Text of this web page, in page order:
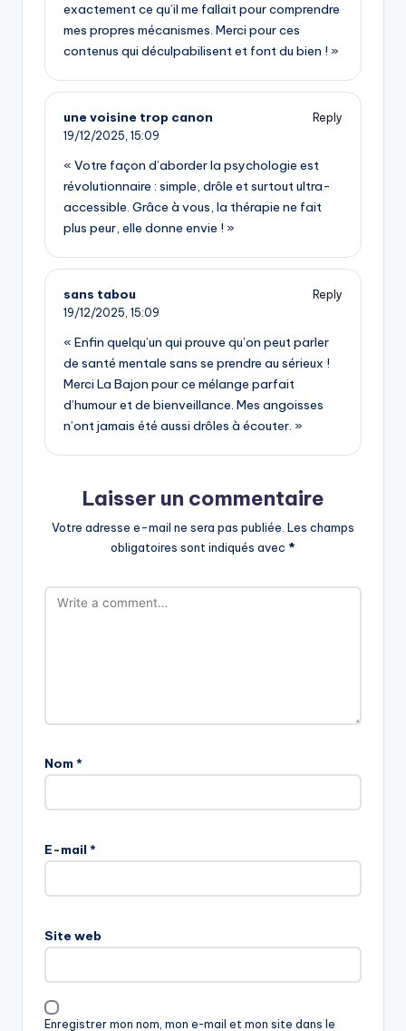
exactement ce qu’il me fallait pour comprendre
mes propres mécanismes. Merci pour ces
contenus qui déculpabilisent et font du bien ! »
une voisine trop canon
Reply
19/12/2025, 15:09
« Votre façon d’aborder la psychologie est
révolutionnaire : simple, drôle et surtout ultra-
accessible. Grâce à vous, la thérapie ne fait
plus peur, elle donne envie ! »
sans tabou
Reply
19/12/2025, 15:09
« Enfin quelqu’un qui prouve qu’on peut parler
de santé mentale sans se prendre au sérieux !
Merci La Bajon pour ce mélange parfait
d’humour et de bienveillance. Mes angoisses
n’ont jamais été aussi drôles à écouter. »
Laisser un commentaire
Votre adresse e-mail ne sera pas publiée. Les champs
obligatoires sont indiqués avec *
Nom *
E-mail *
Site web
Enregistrer mon nom, mon e-mail et mon site dans le